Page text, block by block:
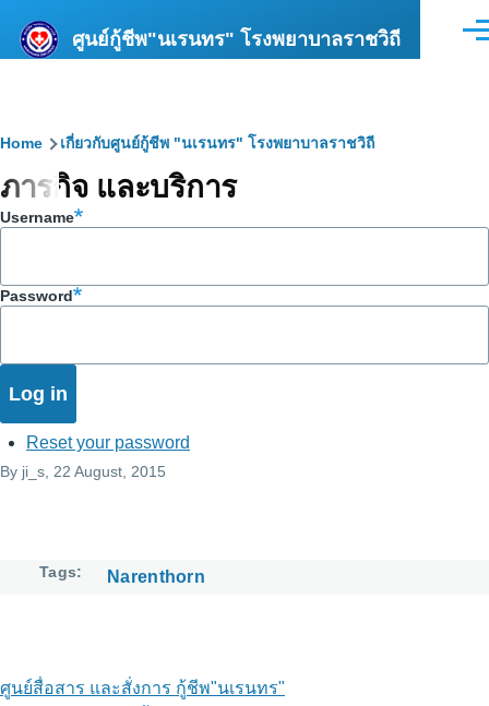
ศูนย์กู้ชีพ"นเรนทร" โรงพยาบาลราชวิถี
Breadcrumb
Home เกี่ยวกับศูนย์กู้ชีพ "นเรนทร" โรงพยาบาลราชวิถี
ภารกิจ และบริการ
Username
Password
Reset your password
By ji_s , 22 August, 2015
Tags Narenthorn
ศูนย์สื่อสาร และสั่งการ กู้ชีพ"นเรนทร"